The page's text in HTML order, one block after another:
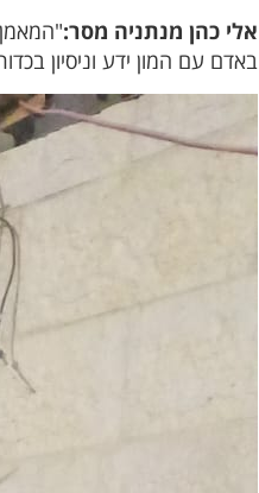
אלי כהן מנתניה מסר:
באדם עם המון ידע וניסיון